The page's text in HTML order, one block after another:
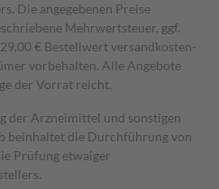
Die angegebenen Preise
Mehrwertsteuer, ggf.
€ Bestell­wert versand­kosten­
vorbehalten. Alle Angebote
der Vorrat reicht.
der Arzneimittel und sonstigen
beinhaltet die Durchführung von
Prüfung etwaiger